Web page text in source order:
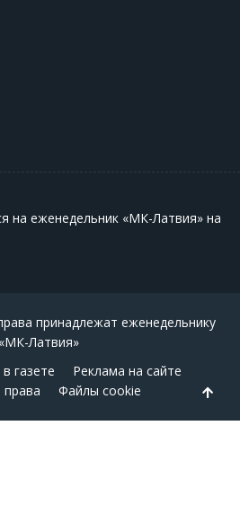
на еженедельник «МК-Латвия» на
принадлежат еженедельнику
«МК-Латвия»
газете
Реклама на сайте
права
Файлы cookie